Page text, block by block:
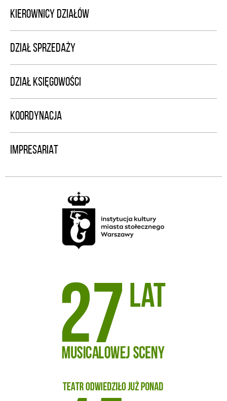
KIEROWNICY DZIAŁÓW
DZIAŁ SPRZEDAŻY
DZIAŁ KSIĘGOWOŚCI
KOORDYNACJA
IMPRESARIAT